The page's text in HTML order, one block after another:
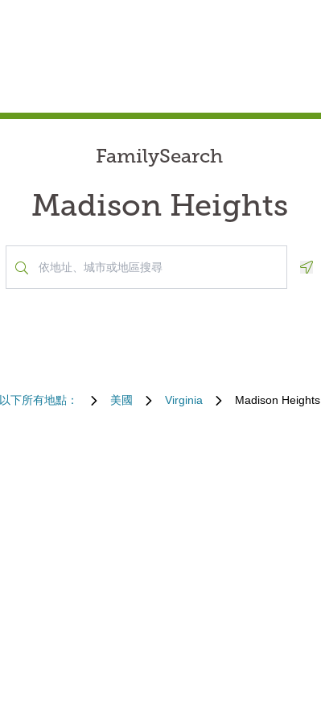
FamilySearch
Madison Heights
以下所有地點： 美國 Virginia Madison Heights